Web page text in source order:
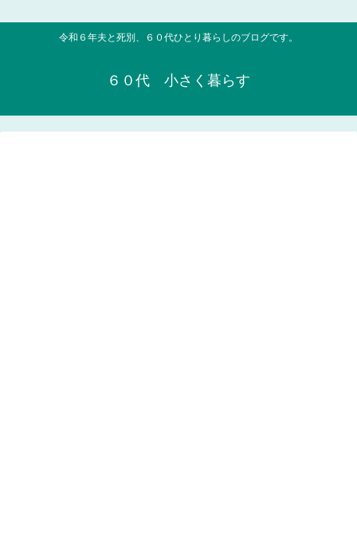
令和６年夫と死別、６０代ひとり暮らしのブログです。
６０代 小さく暮らす